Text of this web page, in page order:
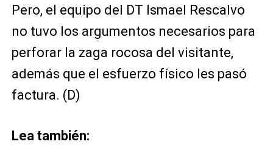
Pero, el equipo del DT Ismael Rescalvo
no tuvo los argumentos necesarios para
perforar la zaga rocosa del visitante,
además que el esfuerzo físico les pasó
factura. (D)
Lea también: